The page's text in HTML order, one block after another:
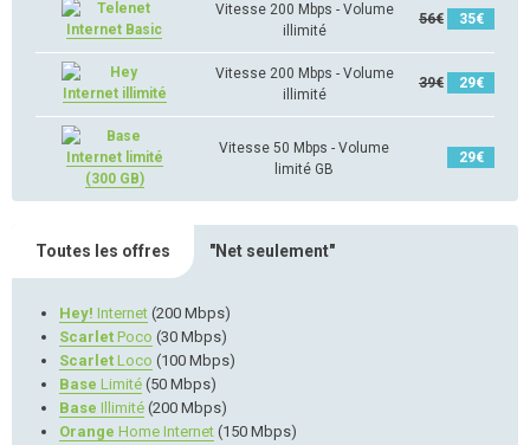
Internet Basic
Vitesse 200 Mbps - Volume
illimité
56€ 35€
Internet illimité
Vitesse 200 Mbps - Volume
illimité
39€ 29€
Internet limité
(300 GB)
Vitesse 50 Mbps - Volume
limité GB
29€
Toutes les offres "Net seulement"
Hey! Internet (200 Mbps)
Scarlet Poco (30 Mbps)
Scarlet Loco (100 Mbps)
Base Limité (50 Mbps)
Base Illimité (200 Mbps)
Orange Home Internet (150 Mbps)